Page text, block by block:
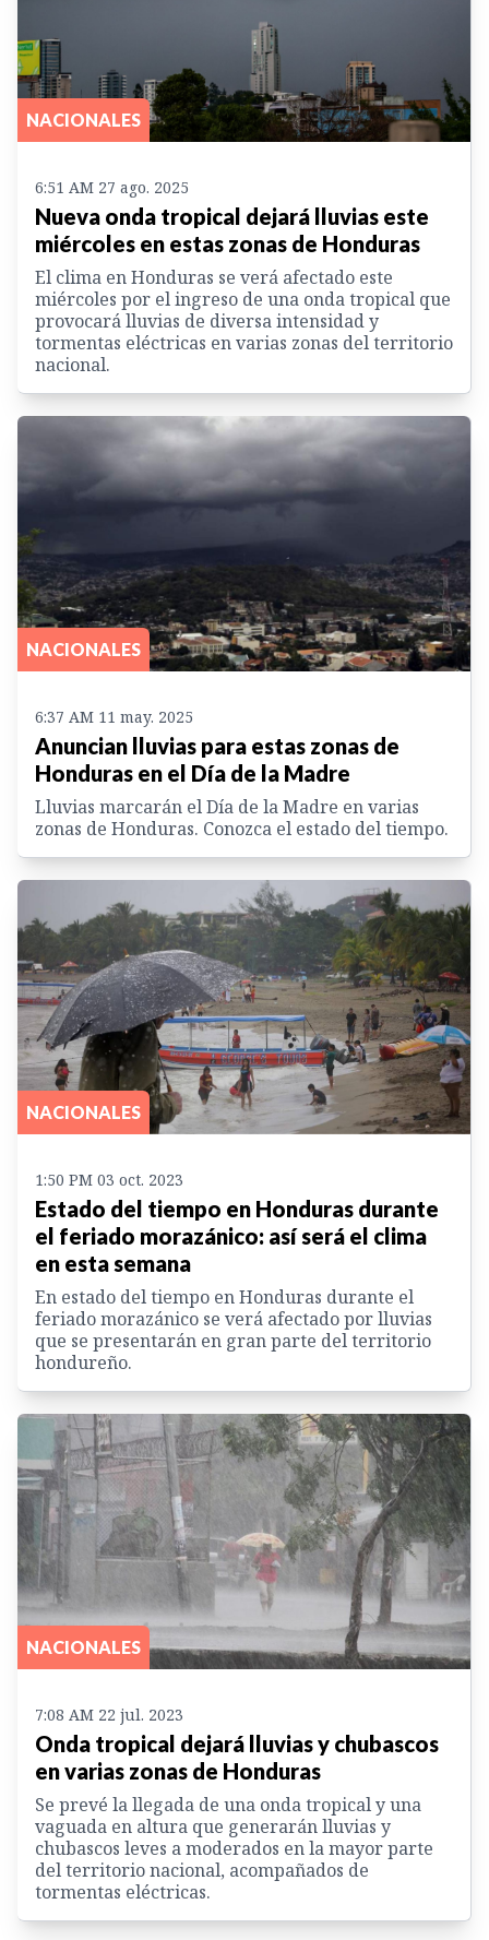
NACIONALES
6:51 AM 27 ago. 2025
Nueva onda tropical dejará lluvias este
miércoles en estas zonas de Honduras
El clima en Honduras se verá afectado este
miércoles por el ingreso de una onda tropical que
provocará lluvias de diversa intensidad y
tormentas eléctricas en varias zonas del territorio
nacional.
NACIONALES
6:37 AM 11 may. 2025
Anuncian lluvias para estas zonas de
Honduras en el Día de la Madre
Lluvias marcarán el Día de la Madre en varias
zonas de Honduras. Conozca el estado del tiempo.
NACIONALES
1:50 PM 03 oct. 2023
Estado del tiempo en Honduras durante
el feriado morazánico: así será el clima
en esta semana
En estado del tiempo en Honduras durante el
feriado morazánico se verá afectado por lluvias
que se presentarán en gran parte del territorio
hondureño.
NACIONALES
7:08 AM 22 jul. 2023
Onda tropical dejará lluvias y chubascos
en varias zonas de Honduras
Se prevé la llegada de una onda tropical y una
vaguada en altura que generarán lluvias y
chubascos leves a moderados en la mayor parte
del territorio nacional, acompañados de
tormentas eléctricas.